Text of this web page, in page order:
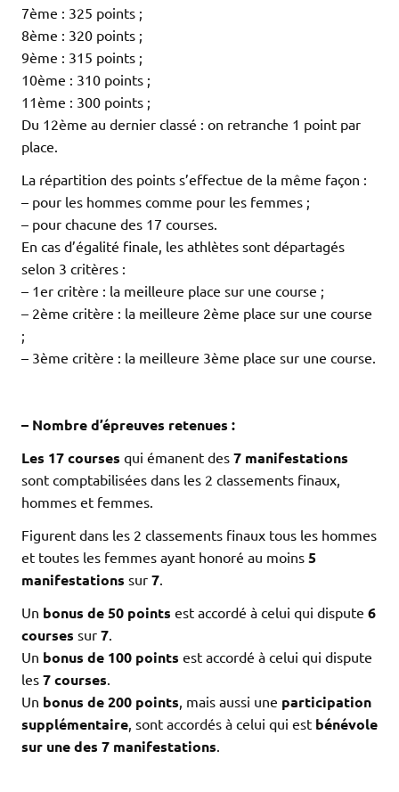
7ème : 325 points ;
8ème : 320 points ;
9ème : 315 points ;
10ème : 310 points ;
11ème : 300 points ;
Du 12ème au dernier classé : on retranche 1 point par
place.
La répartition des points s’effectue de la même façon :
– pour les hommes comme pour les femmes ;
– pour chacune des 17 courses.
En cas d’égalité finale, les athlètes sont départagés
selon 3 critères :
– 1er critère : la meilleure place sur une course ;
– 2ème critère : la meilleure 2ème place sur une course
;
– 3ème critère : la meilleure 3ème place sur une course.
– Nombre d’épreuves retenues :
Les 17 courses qui émanent des 7 manifestations
sont comptabilisées dans les 2 classements finaux,
hommes et femmes.
Figurent dans les 2 classements finaux tous les hommes
et toutes les femmes ayant honoré au moins 5
manifestations sur 7
Un bonus de 50 points est accordé à celui qui dispute 6
courses sur 7
Un bonus de 100 points est accordé à celui qui dispute
les 7 courses
Un bonus de 200 points , mais aussi une participation
supplémentaire , sont accordés à celui qui est bénévole
sur une des 7 manifestations